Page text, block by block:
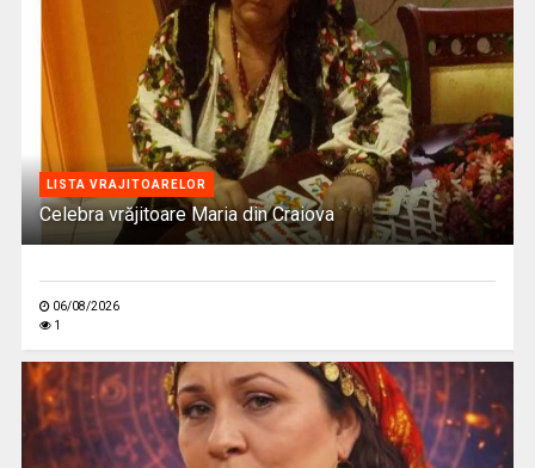
LISTA VRAJITOARELOR
Celebra vrăjitoare Maria din Craiova
06/08/2026
1